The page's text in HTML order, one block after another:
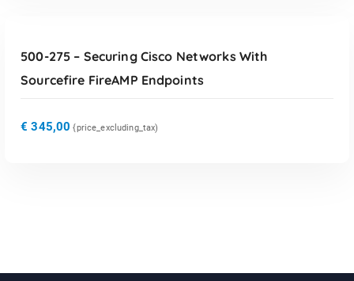
500-275 – Securing Cisco Networks With
Sourcefire FireAMP Endpoints
€ 345,00 {price_excluding_tax)